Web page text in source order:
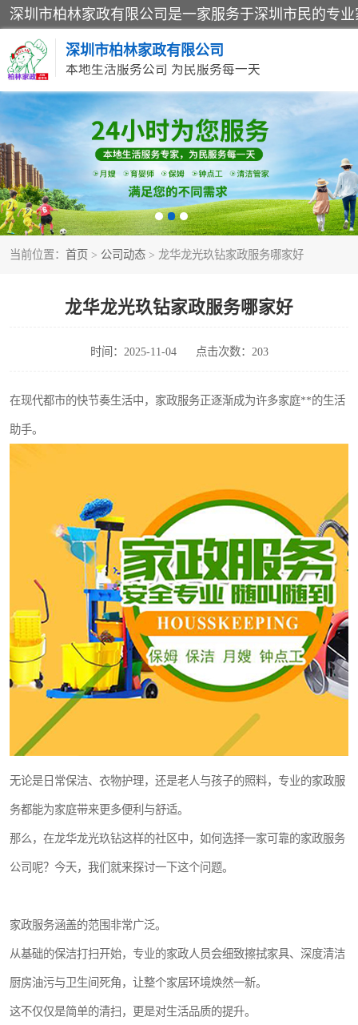
深圳市柏林家政有限公司
本地生活服务公司 为民服务每一天
当前位置： 首页 > 公司动态 > 龙华龙光玖钻家政服务哪家好
龙华龙光玖钻家政服务哪家好
时间：2025-11-04 点击次数：203
在现代都市的快节奏生活中，家政服务正逐渐成为许多家庭**的生活
助手。
无论是日常保洁、衣物护理，还是老人与孩子的照料，专业的家政服
务都能为家庭带来更多便利与舒适。
那么，在龙华龙光玖钻这样的社区中，如何选择一家可靠的家政服务
公司呢？今天，我们就来探讨一下这个问题。
家政服务涵盖的范围非常广泛。
从基础的保洁打扫开始，专业的家政人员会细致擦拭家具、深度清洁
厨房油污与卫生间死角，让整个家居环境焕然一新。
这不仅仅是简单的清扫，更是对生活品质的提升。
家居保洁
家庭保姆